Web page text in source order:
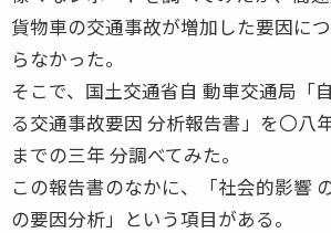
貨物車の交通事故が増加した要因に
らなかった。
そこで、国土交通省自 動車交通局「
る交通事故要因 分析報告書」を〇八
までの三年 分調べてみた。
この報告書のなかに、「社会的影響
の要因分析」という項目がある。